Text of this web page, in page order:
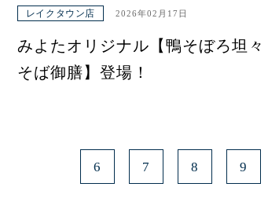
レイクタウン店 2026年02月17日
みよたオリジナル【鴨そぼろ坦々
そば御膳】登場！
6 7 8 9